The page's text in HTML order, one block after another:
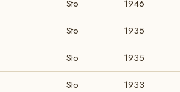
Sto 1946
Sto 1935
Sto 1935
Sto 1933